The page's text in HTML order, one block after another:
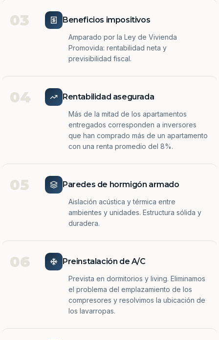
03 Beneficios impositivos
Amparado por la Ley de Vivienda
Promovida: rentabilidad neta y
previsibilidad fiscal.
04 Rentabilidad asegurada
Más de la mitad de los apartamentos
entregados corresponden a inversores
que han comprado más de un apartamento
con una renta promedio del 8%.
05 Paredes de hormigón armado
Aislación acústica y térmica entre
ambientes y unidades. Estructura sólida y
duradera.
06 Preinstalación de A/C
Prevista en dormitorios y living. Eliminamos
el problema del emplazamiento de los
compresores y resolvimos la ubicación de
los lavarropas.